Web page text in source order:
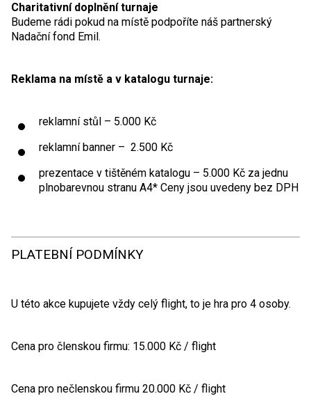
Charitativní doplnění turnaje
Budeme rádi pokud na místě podpoříte náš partnerský
Nadační fond Emil.
Reklama na místě a v katalogu turnaje:
reklamní stůl – 5.000 Kč
reklamní banner – 2.500 Kč
prezentace v tištěném katalogu – 5.000 Kč za jednu
plnobarevnou stranu A4* Ceny jsou uvedeny bez DPH
PLATEBNÍ PODMÍNKY
U této akce kupujete vždy celý flight, to je hra pro 4 osoby.
Cena pro členskou firmu: 15.000 Kč / flight
Cena pro nečlenskou firmu 20.000 Kč / flight